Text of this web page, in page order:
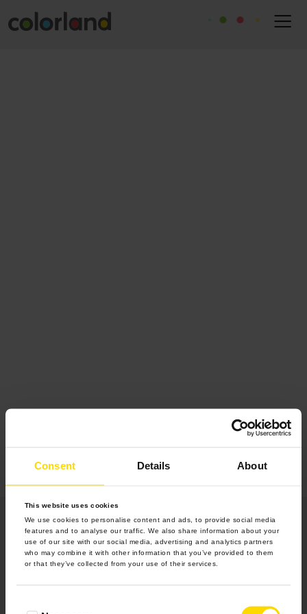
Consent Details About
This website uses cookies
We use cookies to personalise content and ads, to provide social media
features and to analyse our traffic. We also share information about your
use of our site with our social media, advertising and analytics partners
who may combine it with other information that you’ve provided to them
or that they’ve collected from your use of their services.
Produkty